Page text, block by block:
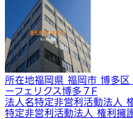
所在地福岡県 福岡市 博多
ーフェリクス博多７F
法人名特定非営利活動法人
特定非営利活動法人 権利擁